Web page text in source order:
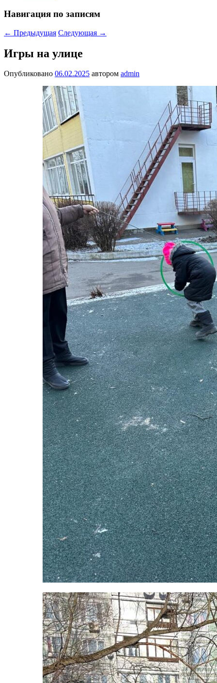
Навигация по записям
← Предыдущая Следующая →
Игры на улице
Опубликовано 06.02.2025 автором admin